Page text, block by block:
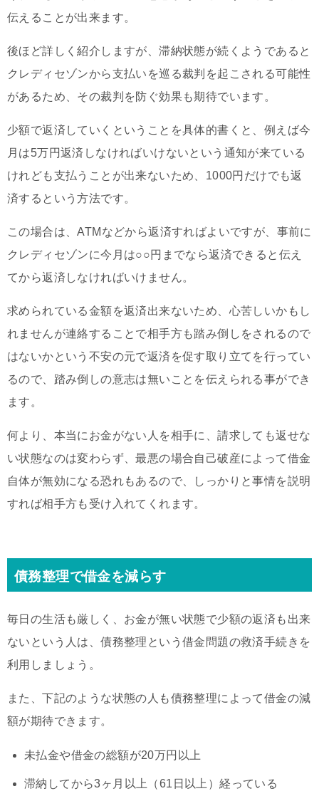
伝えることが出来ます。
後ほど詳しく紹介しますが、滞納状態が続くようであると
クレディセゾンから支払いを巡る裁判を起こされる可能性
があるため、その裁判を防ぐ効果も期待でいます。
少額で返済していくということを具体的書くと、例えば今
月は5万円返済しなければいけないという通知が来ている
けれども支払うことが出来ないため、1000円だけでも返
済するという方法です。
この場合は、ATMなどから返済すればよいですが、事前に
クレディセゾンに今月は○○円までなら返済できると伝え
てから返済しなければいけません。
求められている金額を返済出来ないため、心苦しいかもし
れませんが連絡することで相手方も踏み倒しをされるので
はないかという不安の元で返済を促す取り立てを行ってい
るので、踏み倒しの意志は無いことを伝えられる事ができ
ます。
何より、本当にお金がない人を相手に、請求しても返せな
い状態なのは変わらず、最悪の場合自己破産によって借金
自体が無効になる恐れもあるので、しっかりと事情を説明
すれば相手方も受け入れてくれます。
債務整理で借金を減らす
毎日の生活も厳しく、お金が無い状態で少額の返済も出来
ないという人は、債務整理という借金問題の救済手続きを
利用しましょう。
また、下記のような状態の人も債務整理によって借金の減
額が期待できます。
未払金や借金の総額が20万円以上
滞納してから3ヶ月以上（61日以上）経っている